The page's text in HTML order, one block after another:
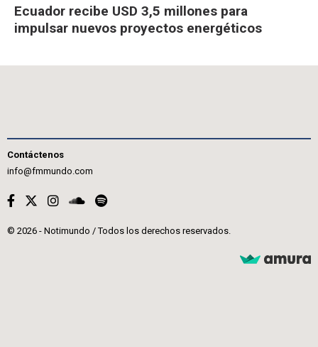
Ecuador recibe USD 3,5 millones para
impulsar nuevos proyectos energéticos
Contáctenos
info@fmmundo.com
© 2026 - Notimundo / Todos los derechos reservados.